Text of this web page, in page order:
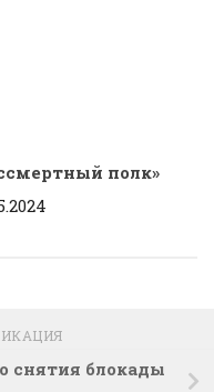
полк»
снятия блокады